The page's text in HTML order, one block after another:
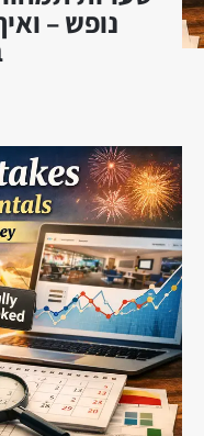
נופש –